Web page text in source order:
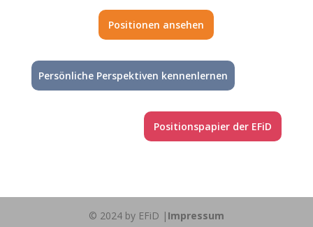
Positionen ansehen
Persönliche Perspektiven kennenlernen
Positionspapier der EFiD
© 2024 by EFiD | Impressum